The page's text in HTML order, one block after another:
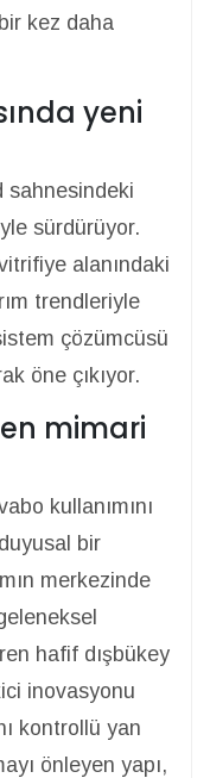
kez daha
yeni
sahnesindeki
sürdürüyor.
alanındaki
trendleriyle
çözümcüsü
öne çıkıyor.
mimari
kullanımını
bir
merkezinde
hafif dışbükey
inovasyonu
kontrollü yan
önleyen yapı,